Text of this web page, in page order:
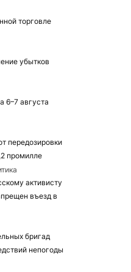
торговле
убытков
6–7 августа
передозировки
промилле
активисту
въезд в
бригад
непогоды